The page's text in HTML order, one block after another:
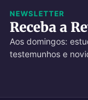
NEWSLETTER
Receba a
Aos domingos:
testemunhos e